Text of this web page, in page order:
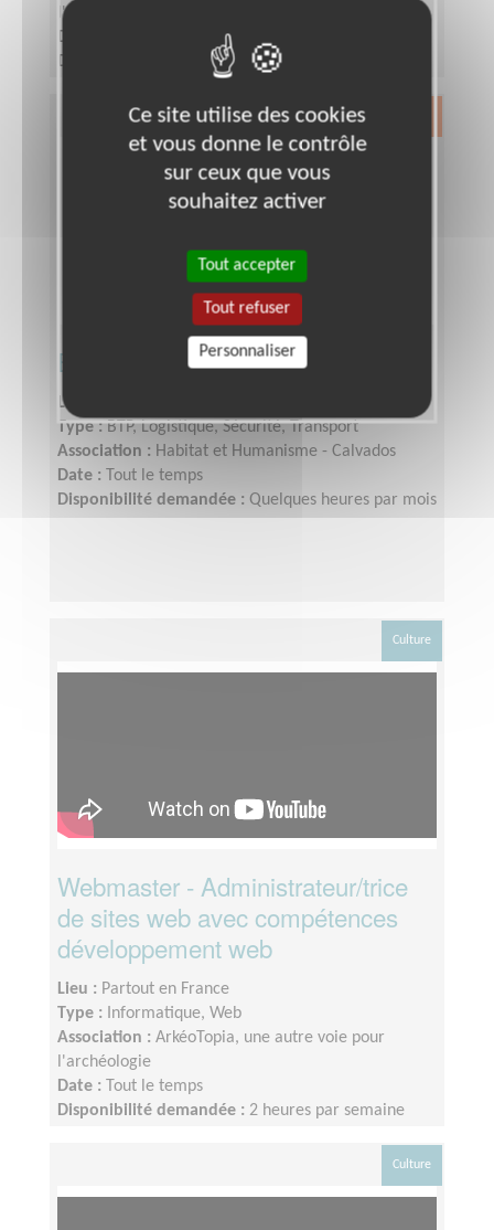
l'Intégration à Puteaux
Date :
Disponibilité demandée :
1 à 2 fois par semaine
Exclusion & Pauvreté
Bricoleur accompagnant
Lieu :
Type :BTP, Logistique, Sécurité, Transport
Association : Habitat et Humanisme - Calvados
Date :
Tout le temps
Disponibilité demandée : Quelques heures par mois
Culture
Webmaster - Administrateur/trice
de sites web avec compétences
développement web
Lieu : Partout en France
Type :
Informatique, Web
Association : ArkéoTopia, une autre voie pour
l'archéologie
Date :
Tout le temps
Disponibilité demandée : 2 heures par semaine
Culture
Ce site utilise des cookies
et vous donne le contrôle
sur ceux que vous
souhaitez activer
Tout accepter
Tout refuser
Personnaliser